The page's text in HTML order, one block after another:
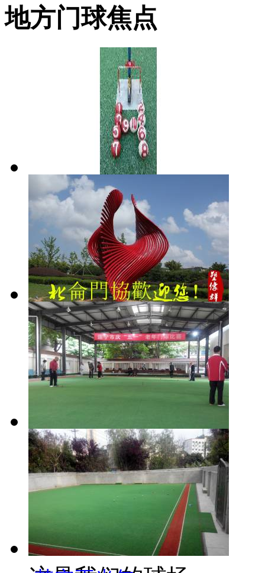
地方门球焦点
这究竟是为什么
呢？
北仑门球欢迎您！
遂宁市庆五一老年
门球赛